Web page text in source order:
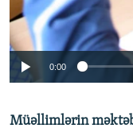
0:00
Müəllimlərin